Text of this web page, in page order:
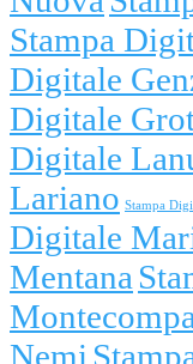
Stampa
Digitale
Digitale
Digitale
Lariano Stampa
Digitale
Mentana
Nemi